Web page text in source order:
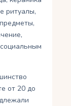
ритуалы,
от 20 до